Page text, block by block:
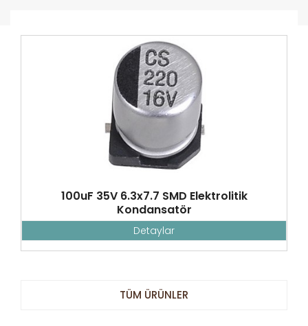
100uF 35V 6.3x7.7 SMD Elektrolitik
Kondansatör
Detaylar
TÜM ÜRÜNLER